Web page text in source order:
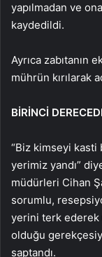
yapılmadan ve
kaydedildi.
Ayrıca
mührün kırılarak
BİRİNCİ
“Biz kimseyi
yerimiz yandı”
müdürleri Cihan
sorumlu,
yerini terk ederek
olduğu
saptandı.